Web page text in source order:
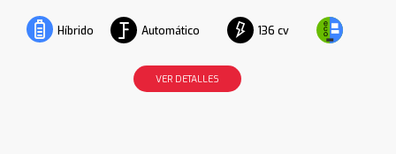
Híbrido Automático 136 cv
VER DETALLES